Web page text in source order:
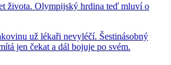
života. Olympijský hrdina teď mluví o
už lékaři nevyléčí. Šestinásobný
jen čekat a dál bojuje po svém.